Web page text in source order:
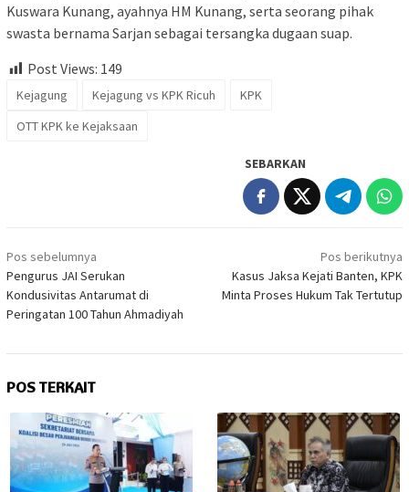
Kuswara Kunang, ayahnya HM Kunang, serta seorang pihak
swasta bernama Sarjan sebagai tersangka dugaan suap.
Post Views: 149
Kejagung Kejagung vs KPK Ricuh
KPK
OTT KPK ke Kejaksaan
SEBARKAN
Navigasi
pos
Pos sebelumnya
Pengurus JAI Serukan
Kondusivitas Antarumat di
Peringatan 100 Tahun Ahmadiyah
Pos berikutnya
Kasus Jaksa Kejati Banten, KPK
Minta Proses Hukum Tak Tertutup
POS TERKAIT